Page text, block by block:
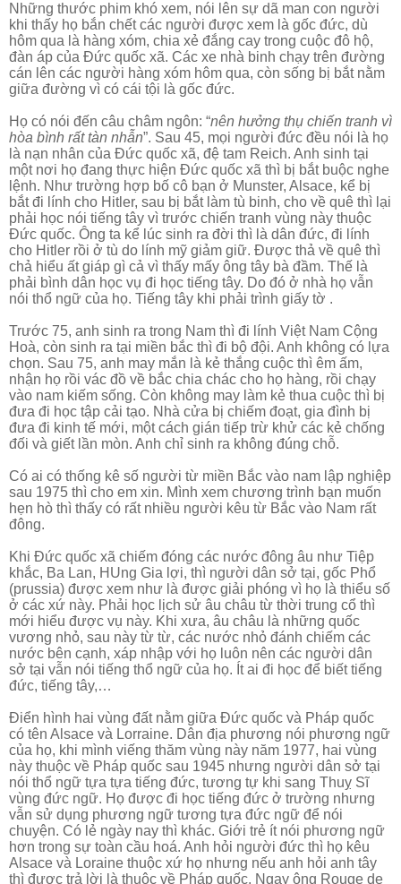
Những thước phim khó xem, nói lên sự dã man con người
khi thấy họ bắn chết các người được xem là gốc đức, dù
hôm qua là hàng xóm, chia xẻ đắng cay trong cuộc đô hộ,
đàn áp của Đức quốc xã. Các xe nhà binh chạy trên đường
cán lên các người hàng xóm hôm qua, còn sống bị bắt nằm
giữa đường vì có cái tội là gốc đức.
Họ có nói đến câu châm ngôn: “nên hưởng thụ chiến tranh vì
hòa bình rất tàn nhẫn”. Sau 45, mọi người đức đều nói là họ
là nạn nhân của Đức quốc xã, đệ tam Reich. Anh sinh tại
một nơi họ đang thực hiện Đức quốc xã thì bị bắt buộc nghe
lệnh. Như trường hợp bố cô bạn ở Munster, Alsace, kể bị
bắt đi lính cho Hitler, sau bị bắt làm tù binh, cho về quê thì lại
phải học nói tiếng tây vì trước chiến tranh vùng này thuộc
Đức quốc. Ông ta kể lúc sinh ra đời thì là dân đức, đi lính
cho Hitler rồi ở tù do lính mỹ giảm giữ. Được thả về quê thì
chả hiểu ất giáp gì cả vì thấy mấy ông tây bà đầm. Thế là
phải bình dân học vụ đi học tiếng tây. Do đó ở nhà họ vẫn
nói thổ ngữ của họ. Tiếng tây khi phải trình giấy tờ .
Trước 75, anh sinh ra trong Nam thì đi lính Việt Nam Cộng
Hoà, còn sinh ra tại miền bắc thì đi bộ đội. Anh không có lựa
chọn. Sau 75, anh may mắn là kẻ thắng cuộc thì êm ấm,
nhận họ rồi vác đồ về bắc chia chác cho họ hàng, rồi chạy
vào nam kiếm sống. Còn không may làm kẻ thua cuộc thì bị
đưa đi học tập cải tạo. Nhà cửa bị chiếm đoạt, gia đình bị
đưa đi kinh tế mới, một cách gián tiếp trừ khử các kẻ chống
đối và giết lần mòn. Anh chỉ sinh ra không đúng chỗ.
Có ai có thống kê số người từ miền Bắc vào nam lập nghiệp
sau 1975 thì cho em xin. Mình xem chương trình bạn muốn
hẹn hò thì thấy có rất nhiều người kêu từ Bắc vào Nam rất
đông.
Khi Đức quốc xã chiếm đóng các nước đông âu như Tiệp
khắc, Ba Lan, HUng Gia lợi, thì người dân sở tại, gốc Phổ
(prussia) được xem như là được giải phóng vì họ là thiểu số
ở các xứ này. Phải học lịch sử âu châu từ thời trung cổ thì
mới hiểu được vụ này. Khi xưa, âu châu là những quốc
vương nhỏ, sau này từ từ, các nước nhỏ đánh chiếm các
nước bên cạnh, xáp nhập với họ luôn nên các người dân
sở tại vẫn nói tiếng thổ ngữ của họ. Ít ai đi học để biết tiếng
đức, tiếng tây,…
Điển hình hai vùng đất nằm giữa Đức quốc và Pháp quốc
có tên Alsace và Lorraine. Dân địa phương nói phương ngữ
của họ, khi mình viếng thăm vùng này năm 1977, hai vùng
này thuộc về Pháp quốc sau 1945 nhưng người dân sở tại
nói thổ ngữ tựa tựa tiếng đức, tương tự khi sang Thuỵ Sĩ
vùng đức ngữ. Họ được đi học tiếng đức ở trường nhưng
vẫn sử dụng phương ngữ tương tựa đức ngữ để nói
chuyện. Có lẻ ngày nay thì khác. Giới trẻ ít nói phương ngữ
hơn trong sự toàn cầu hoá. Anh hỏi người đức thì họ kêu
Alsace và Loraine thuộc xứ họ nhưng nếu anh hỏi anh tây
thì được trả lời là thuộc về Pháp quốc. Ngay ông Rouge de